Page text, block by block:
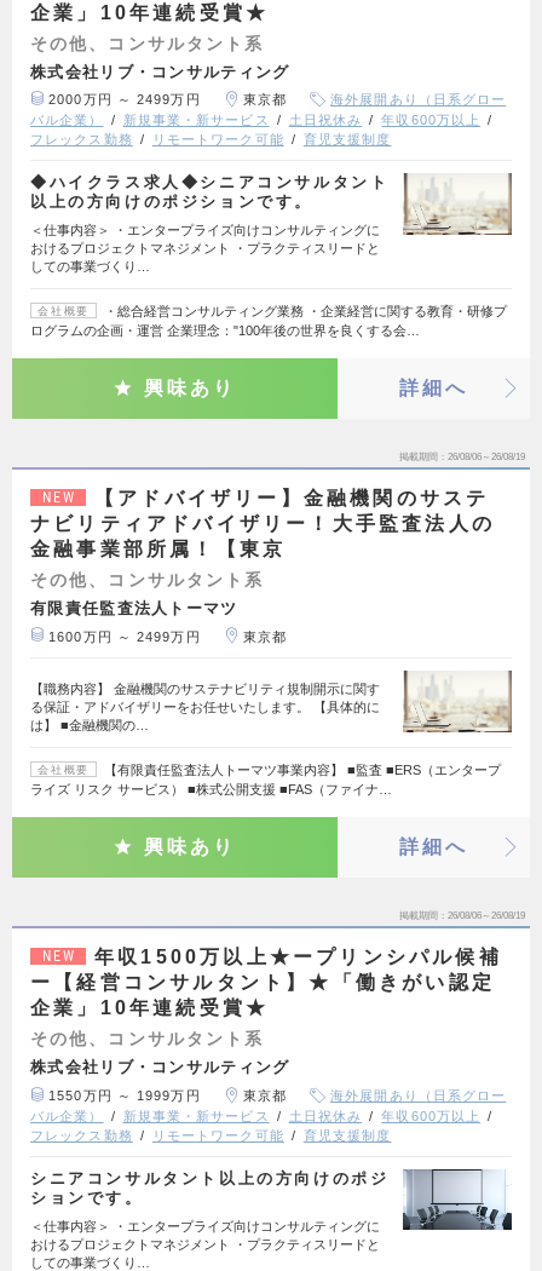
企業」10年連続受賞★
その他、コンサルタント系
株式会社リブ・コンサルティング
2000万円 ～ 2499万円 東京都
海外展開あり（日系グロー
バル企業）
新規事業・新サービス 土日祝休み
年収600万以上
フレックス勤務
リモートワーク可能 育児支援制度
◆ハイクラス求人◆シニアコンサルタント
以上の方向けのポジションです。
＜仕事内容＞ ・エンタープライズ向けコンサルティングに
おけるプロジェクトマネジメント ・プラクティスリードと
しての事業づくり…
会社概要
・総合経営コンサルティング業務 ・企業経営に関する教育・研修プ
ログラムの企画・運営 企業理念："100年後の世界を良くする会…
興味あり 詳細へ
掲載期間 26/08/06～26/08/19
NEW
【アドバイザリー】金融機関のサステ
ナビリティアドバイザリー！大手監査法人の
金融事業部所属！【東京
その他、コンサルタント系
有限責任監査法人トーマツ
1600万円 ～ 2499万円 東京都
【職務内容】 金融機関のサステナビリティ規制開示に関す
る保証・アドバイザリーをお任せいたします。 【具体的に
は】 ■金融機関の…
会社概要
【有限責任監査法人トーマツ事業内容】 ■監査 ■ERS（エンタープ
ライズ リスク サービス） ■株式公開支援 ■FAS（ファイナ…
興味あり 詳細へ
掲載期間 26/08/06～26/08/19
NEW
年収1500万以上★ープリンシパル候補
ー【経営コンサルタント】★「働きがい認定
企業」10年連続受賞★
その他、コンサルタント系
株式会社リブ・コンサルティング
1550万円 ～ 1999万円 東京都
海外展開あり（日系グロー
バル企業）
新規事業・新サービス 土日祝休み
年収600万以上
フレックス勤務
リモートワーク可能 育児支援制度
シニアコンサルタント以上の方向けのポジ
ションです。
＜仕事内容＞ ・エンタープライズ向けコンサルティングに
おけるプロジェクトマネジメント ・プラクティスリードと
しての事業づくり…